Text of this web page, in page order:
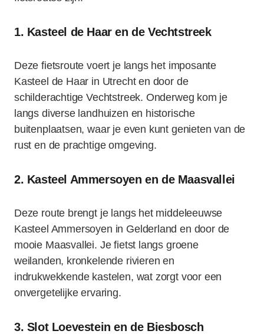
1. Kasteel de Haar en de Vechtstreek
Deze fietsroute voert je langs het imposante
Kasteel de Haar in Utrecht en door de
schilderachtige Vechtstreek. Onderweg kom je
langs diverse landhuizen en historische
buitenplaatsen, waar je even kunt genieten van de
rust en de prachtige omgeving.
2. Kasteel Ammersoyen en de Maasvallei
Deze route brengt je langs het middeleeuwse
Kasteel Ammersoyen in Gelderland en door de
mooie Maasvallei. Je fietst langs groene
weilanden, kronkelende rivieren en
indrukwekkende kastelen, wat zorgt voor een
onvergetelijke ervaring.
3. Slot Loevestein en de Biesbosch